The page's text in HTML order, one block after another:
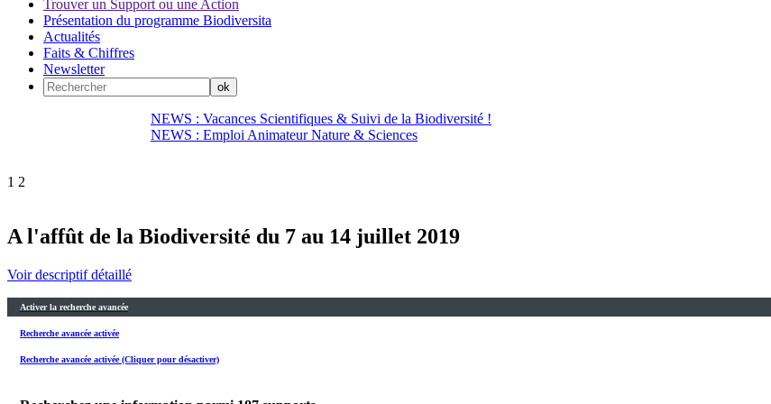
Trouver un Support ou une Action
Présentation du programme Biodiversita
Actualités
Faits & Chiffres
Newsletter
NEWS : Vacances Scientifiques & Suivi de la Biodiversité !
NEWS : Emploi Animateur Nature & Sciences
1 2
A l'affût de la Biodiversité du 7 au 14 juillet 2019
Voir descriptif détaillé
Activer la recherche avancée
Recherche avancée activée
Recherche avancée activée (Cliquer pour désactiver)